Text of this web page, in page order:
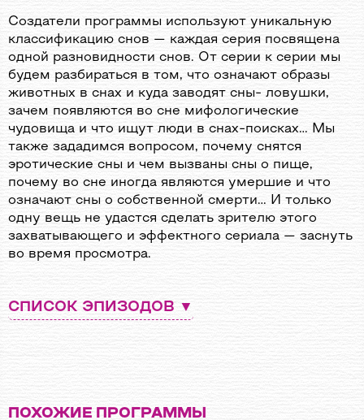
Создатели программы используют уникальную
классификацию снов — каждая серия посвящена
одной разновидности снов. От серии к серии мы
будем разбираться в том, что означают образы
животных в снах и куда заводят сны- ловушки,
зачем появляются во сне мифологические
чудовища и что ищут люди в снах-поисках… Мы
также зададимся вопросом, почему снятся
эротические сны и чем вызваны сны о пище,
почему во сне иногда являются умершие и что
означают сны о собственной смерти… И только
одну вещь не удастся сделать зрителю этого
захватывающего и эффектного сериала — заснуть
во время просмотра.
СПИСОК ЭПИЗОДОВ
ПОХОЖИЕ ПРОГРАММЫ